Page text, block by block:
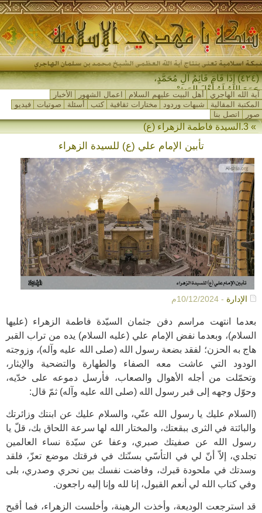
(٤٢٤) إِذَا قَامَ قَائِمُ آلِ مُحَمَّدٍ،
جَمَعَ اللهُ لَهُ أَهْلَ المَشْرِقِ _
آية الله الهاجري أهل البيت عليهم السلام اعمال الشهور
الأخبار
المكتبة المقالية
شبهات وردود مختارات ثقافية كتب أسئلة صوتيات
فيديو
صور
اتصل بنا
» 3.السيدة فاطمة الزهراء (ع)
تأبين الإمام علي (ع) للسيدة الزهراء
الإدارة - 10/12/2024م
بعدما انتهت مراسم دفن جثمان السيّدة فاطمة الزهراء (عليها
السلام)، وبعدما نفض الإمام علي (عليه السلام) يده من تراب القبر
هاج به الحزن؛ لفقد بضعة رسول الله (صلى الله عليه وآله)، وزوجته
الودود التي عاشت معه الصفاء والطهارة والتضحية والإيثار،
وتحمّلت من أجله الأهوال والصعاب، فأرسل دموعه على خدّيه،
وحوّل وجهه إلى قبر رسول الله (صلى الله عليه وآله) ثمّ قال:
(السلام عليك يا رسول الله عنّي، والسلام عليك عن ابنتك وزائرتك
والبائتة في الثرى ببقعتك، والمختار الله لها سرعة اللحاق بك، قلّ يا
رسول الله عن صفيتك صبري، وعفا عن سيّدة نساء العالمين
تجلدي، إلاّ أنّ لي في التأسّي بسنّتك في فرقتك موضع تعزّ، فلقد
وسدتك في ملحودة قبرك، وفاضت نفسك بين نحري وصدري، بلى
وفي كتاب الله لي أنعم القبول، إنا لله وإنا إليه راجعون.
قد استرجعت الوديعة، وأخذت الرهينة، وأخلست الزهراء، فما أقبح